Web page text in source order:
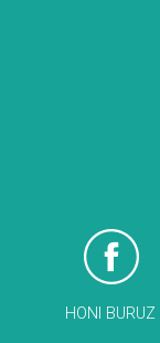
HONI BURUZ